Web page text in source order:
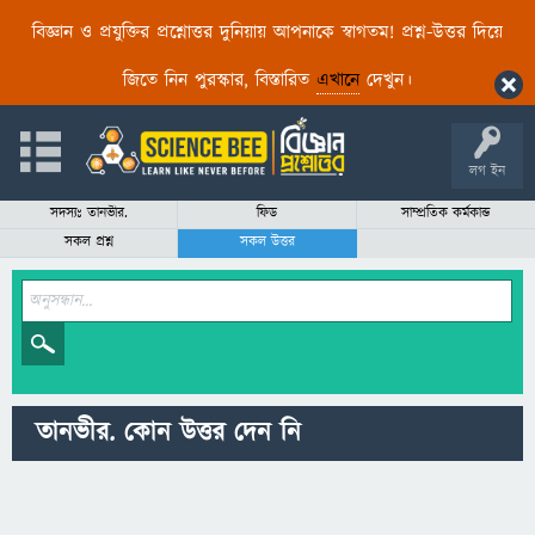
বিজ্ঞান ও প্রযুক্তির প্রশ্নোত্তর দুনিয়ায় আপনাকে স্বাগতম! প্রশ্ন-উত্তর দিয়ে
জিতে নিন পুরস্কার, বিস্তারিত এখানেদেখুন।
লগ ইন
সদস্যঃ তানভীর. ফিড
সাম্প্রতিক কর্মকান্ড
সকল প্রশ্ন
সকল উত্তর
তানভীর. কোন উত্তর দেন নি